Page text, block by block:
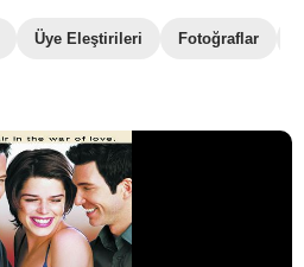
Üye Eleştirileri Fotoğraflar